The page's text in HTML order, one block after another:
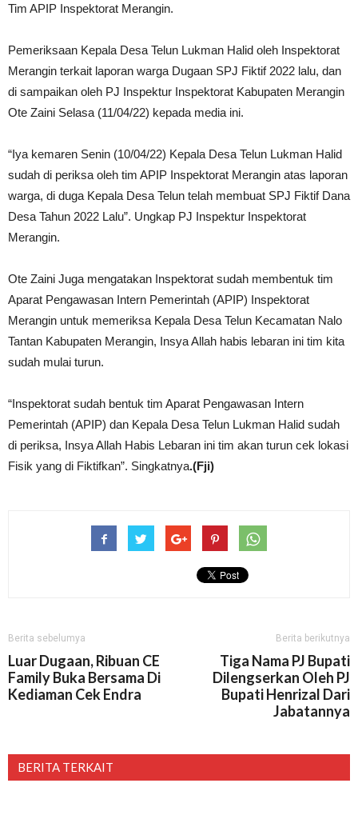
Tim APIP Inspektorat Merangin.
Pemeriksaan Kepala Desa Telun Lukman Halid oleh Inspektorat
Merangin terkait laporan warga Dugaan SPJ Fiktif 2022 lalu, dan
di sampaikan oleh PJ Inspektur Inspektorat Kabupaten Merangin
Ote Zaini Selasa (11/04/22) kepada media ini.
“Iya kemaren Senin (10/04/22) Kepala Desa Telun Lukman Halid
sudah di periksa oleh tim APIP Inspektorat Merangin atas laporan
warga, di duga Kepala Desa Telun telah membuat SPJ Fiktif Dana
Desa Tahun 2022 Lalu”. Ungkap PJ Inspektur Inspektorat
Merangin.
Ote Zaini Juga mengatakan Inspektorat sudah membentuk tim
Aparat Pengawasan Intern Pemerintah (APIP) Inspektorat
Merangin untuk memeriksa Kepala Desa Telun Kecamatan Nalo
Tantan Kabupaten Merangin, Insya Allah habis lebaran ini tim kita
sudah mulai turun.
“Inspektorat sudah bentuk tim Aparat Pengawasan Intern
Pemerintah (APIP) dan Kepala Desa Telun Lukman Halid sudah
di periksa, Insya Allah Habis Lebaran ini tim akan turun cek lokasi
Fisik yang di Fiktifkan”. Singkatnya.(Fji)
Berita sebelumya
Luar Dugaan, Ribuan CE
Family Buka Bersama Di
Kediaman Cek Endra
Berita berikutnya
Tiga Nama PJ Bupati
Dilengserkan Oleh PJ
Bupati Henrizal Dari
Jabatannya
BERITA TERKAIT